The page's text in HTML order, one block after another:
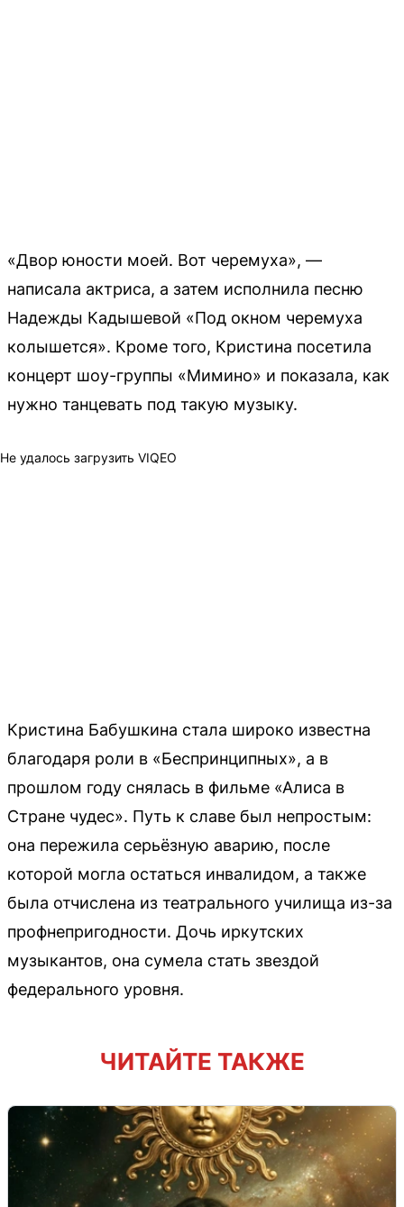
«Двор юности моей. Вот черемуха», —
написала актриса, а затем исполнила песню
Надежды Кадышевой «Под окном черемуха
колышется». Кроме того, Кристина посетила
концерт шоу-группы «Мимино» и показала, как
нужно танцевать под такую музыку.
Не удалось загрузить VIQEO
Кристина Бабушкина стала широко известна
благодаря роли в «Беспринципных», а в
прошлом году снялась в фильме «Алиса в
Стране чудес». Путь к славе был непростым:
она пережила серьёзную аварию, после
которой могла остаться инвалидом, а также
была отчислена из театрального училища из-за
профнепригодности. Дочь иркутских
музыкантов, она сумела стать звездой
федерального уровня.
ЧИТАЙТЕ ТАКЖЕ